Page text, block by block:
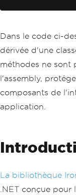
Dans le code ci-
dérivée d'une
méthodes ne sont
l'assembly,
composants de
application.
La bibliothèque
.NET conçue pour